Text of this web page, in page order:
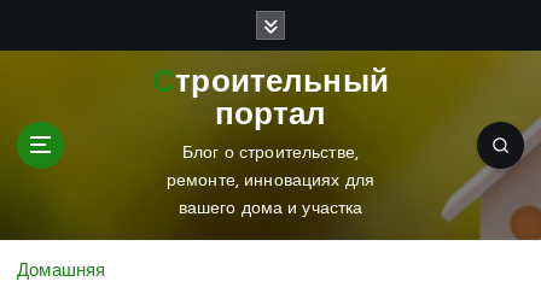
Строительный
портал
Блог о строительстве,
ремонте, инновациях для
вашего дома и участка
Домашняя